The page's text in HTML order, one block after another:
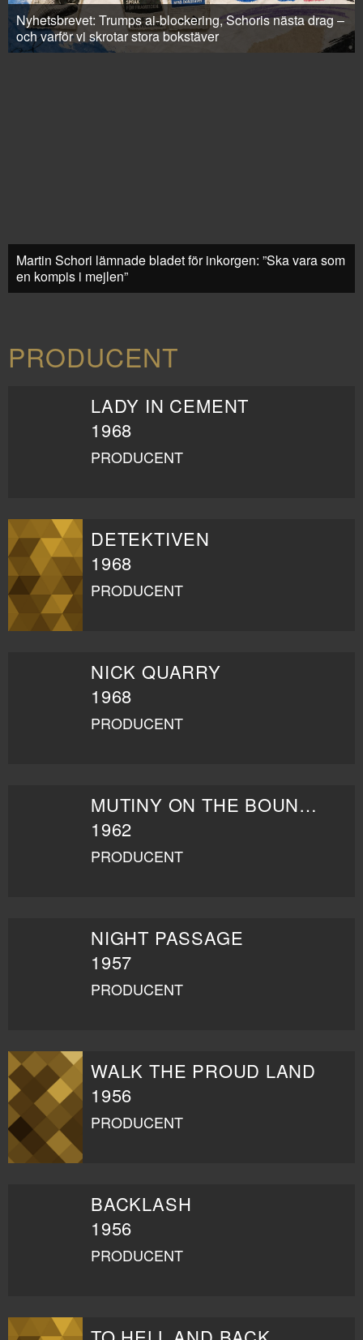
Nyhetsbrevet: Trumps ai-blockering, Schoris nästa drag –
och varför vi skrotar stora bokstäver
Martin Schori lämnade bladet för inkorgen: ”Ska vara som
en kompis i mejlen”
PRODUCENT
LADY IN CEMENT
1968
PRODUCENT
DETEKTIVEN
1968
PRODUCENT
NICK QUARRY
1968
PRODUCENT
MUTINY ON THE BOUNTY
1962
PRODUCENT
NIGHT PASSAGE
1957
PRODUCENT
WALK THE PROUD LAND
1956
PRODUCENT
BACKLASH
1956
PRODUCENT